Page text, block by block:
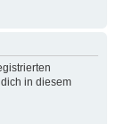
in diesem